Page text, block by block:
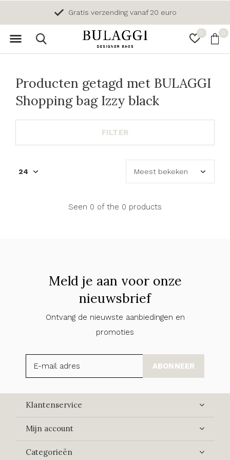
0 0
Gratis verzending vanaf 20 euro
Producten getagd met BULAGGI
Shopping bag Izzy black
FILTER
Seen 0 of the 0 products
Meld je aan voor onze
nieuwsbrief
Ontvang de nieuwste aanbiedingen en
promoties
ABONNEER
Klantenservice
Mijn account
Categorieën